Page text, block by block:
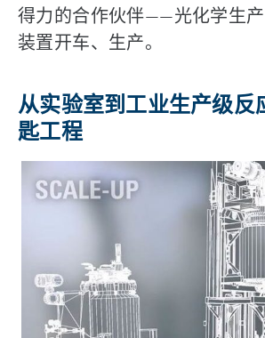
得力的合作伙伴——光化学生产
装置开车、生产。
从实验室到工业生产级反
匙工程